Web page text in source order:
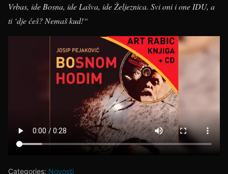
Vrbas, ide Bosna, ide Lašva, ide Željeznica. Svi oni i one IDU, a
ti ‘dje ćeš? Nemaš kud!“
Categories: Novosti